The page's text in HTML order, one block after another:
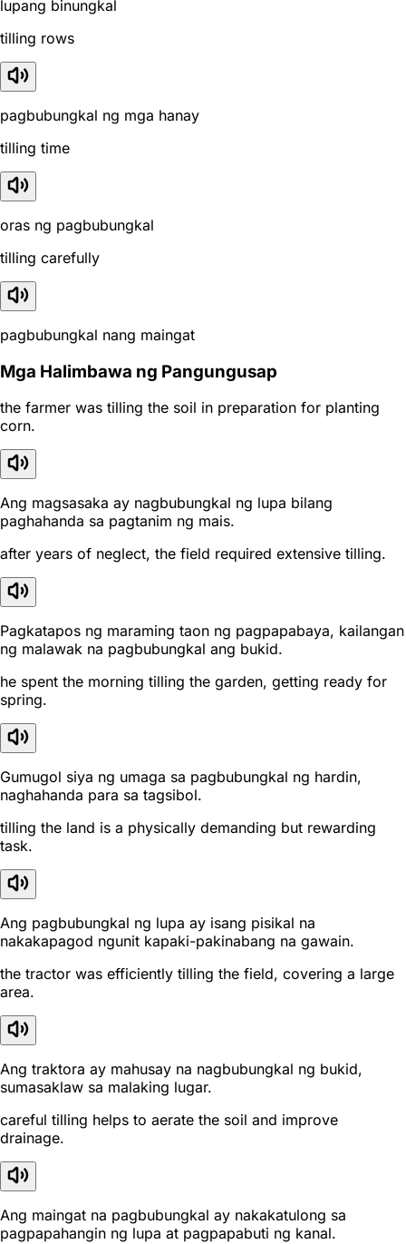
lupang binungkal
tilling rows
pagbubungkal ng mga hanay
tilling time
oras ng pagbubungkal
tilling carefully
pagbubungkal nang maingat
Mga Halimbawa ng Pangungusap
the farmer was tilling the soil in preparation for planting
corn.
Ang magsasaka ay nagbubungkal ng lupa bilang
paghahanda sa pagtanim ng mais.
after years of neglect, the field required extensive tilling.
Pagkatapos ng maraming taon ng pagpapabaya, kailangan
ng malawak na pagbubungkal ang bukid.
he spent the morning tilling the garden, getting ready for
spring.
Gumugol siya ng umaga sa pagbubungkal ng hardin,
naghahanda para sa tagsibol.
tilling the land is a physically demanding but rewarding
task.
Ang pagbubungkal ng lupa ay isang pisikal na
nakakapagod ngunit kapaki-pakinabang na gawain.
the tractor was efficiently tilling the field, covering a large
area.
Ang traktora ay mahusay na nagbubungkal ng bukid,
sumasaklaw sa malaking lugar.
careful tilling helps to aerate the soil and improve
drainage.
Ang maingat na pagbubungkal ay nakakatulong sa
pagpapahangin ng lupa at pagpapabuti ng kanal.